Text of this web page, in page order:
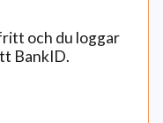
och du loggar
BankID.